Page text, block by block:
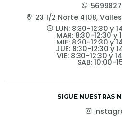
23 1/2 Norte 4108,
LUN: 8:30-12:30 y
MAR: 8:30-12:30 y
MIE: 8:30-12:30 y
JUE: 8:30-12:30 y
VIE: 8:30-12:30 y
SAB: 10:00-
SIGUE NUESTRAS